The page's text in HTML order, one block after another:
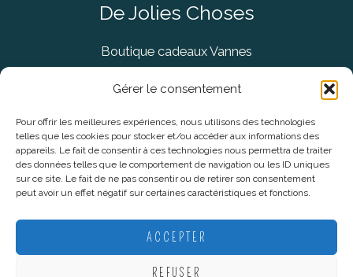
Gérer le consentement
Pour offrir les meilleures expériences, nous utilisons des technologies
telles que les cookies pour stocker et/ou accéder aux informations des
appareils. Le fait de consentir à ces technologies nous permettra de traiter
des données telles que le comportement de navigation ou les ID uniques
sur ce site. Le fait de ne pas consentir ou de retirer son consentement
peut avoir un effet négatif sur certaines caractéristiques et fonctions.
ACCEPTER
REFUSER
De Jolies Choses
Boutique cadeaux Vannes
Concept Store Vannes
Informations légales
CGV
Politique De Confidentialité
Plan du site